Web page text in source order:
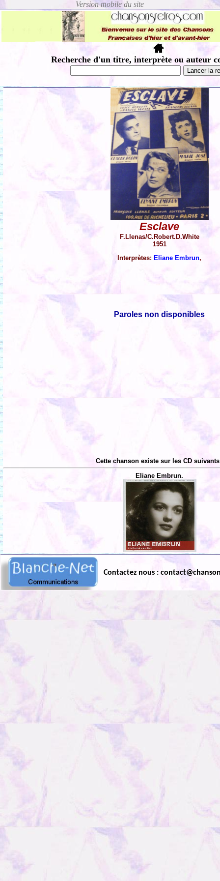
Recherche d'un titre, interprète ou auteur
Esclave
F.Llenas/C.Robert.D.White
1951
Interprètes: Eliane Embrun,
Paroles non disponibles
Cette chanson existe sur les CD
Eliane Embrun.
Contactez nous :